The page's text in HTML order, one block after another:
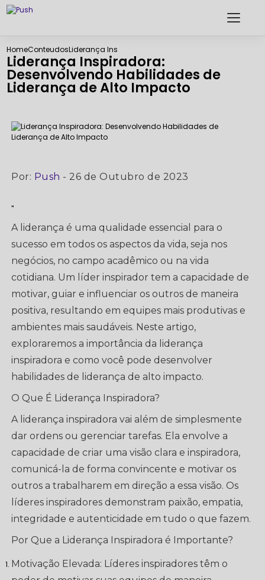
HomeConteudosLiderança Inspiradora: Desenvolvendo Habilidades
Liderança Inspiradora:
Desenvolvendo Habilidades de
Liderança de Alto Impacto
Por: Push - 26 de Outubro de 2023
"
A liderança é uma qualidade essencial para o
sucesso em todos os aspectos da vida, seja nos
negócios, no campo acadêmico ou na vida
cotidiana. Um líder inspirador tem a capacidade de
motivar, guiar e influenciar os outros de maneira
positiva, resultando em equipes mais produtivas e
ambientes mais saudáveis. Neste artigo,
exploraremos a importância da liderança
inspiradora e como você pode desenvolver
habilidades de liderança de alto impacto.
O Que É Liderança Inspiradora?
A liderança inspiradora vai além de simplesmente
dar ordens ou gerenciar tarefas. Ela envolve a
capacidade de criar uma visão clara e inspiradora,
comunicá-la de forma convincente e motivar os
outros a trabalharem em direção a essa visão. Os
líderes inspiradores demonstram paixão, empatia,
integridade e autenticidade em tudo o que fazem.
Por Que a Liderança Inspiradora é Importante?
Motivação Elevada: Líderes inspiradores têm o